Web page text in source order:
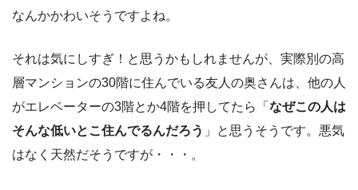
なんかかわいそうですよね。
それは気にしすぎ！と思うかもしれませんが、実際別の高
層マンションの30階に住んでいる友人の奥さんは、他の人
がエレベーターの3階とか4階を押してたら「 なぜこの人は
そんな低いとこ住んでるんだろう 」と思うそうです。悪気
はなく天然だそうですが・・・。